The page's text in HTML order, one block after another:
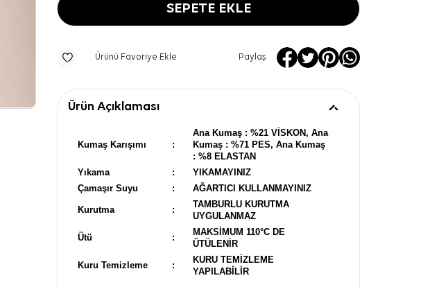
SEPETE EKLE
Ürünü Favoriye Ekle Paylaş
Ürün Açıklaması
Kumaş Karışımı :
Ana Kumaş : %21 VİSKON, Ana
Kumaş : %71 PES, Ana Kumaş
: %8 ELASTAN
Yıkama
:
YIKAMAYINIZ
Çamaşır Suyu
: AĞARTICI KULLANMAYINIZ
Kurutma :
TAMBURLU KURUTMA
UYGULANMAZ
Ütü :
MAKSİMUM 110°C DE
ÜTÜLENİR
Kuru Temizleme :
KURU TEMİZLEME
YAPILABİLİR